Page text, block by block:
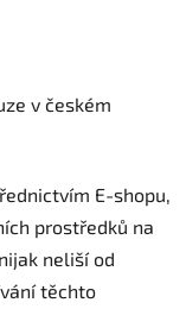
v českém
E-shopu,
prostředků na
neliší od
těchto